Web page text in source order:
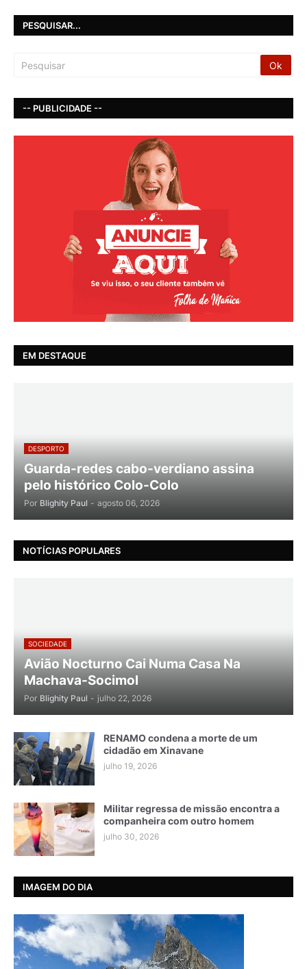
PESQUISAR...
-- PUBLICIDADE --
EM DESTAQUE
DESPORTO
Guarda-redes cabo-verdiano assina
pelo histórico Colo-Colo
Por Blighity Paul - agosto 06, 2026
NOTÍCIAS POPULARES
SOCIEDADE
Avião Nocturno Cai Numa Casa Na
Machava-Socimol
Por Blighity Paul - julho 22, 2026
RENAMO condena a morte de um
cidadão em Xinavane
julho 19, 2026
Militar regressa de missão encontra a
companheira com outro homem
julho 30, 2026
IMAGEM DO DIA